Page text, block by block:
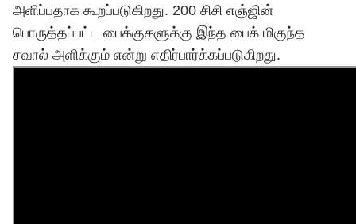
அளிப்பதாக கூறப்படுகிறது. 200 சிசி எஞ்ஜின்
பொருத்தப்பட்ட பைக்குகளுக்கு இந்த பைக் மிகுந்த
சவால் அளிக்கும் என்று எதிர்பார்க்கப்படுகிறது.